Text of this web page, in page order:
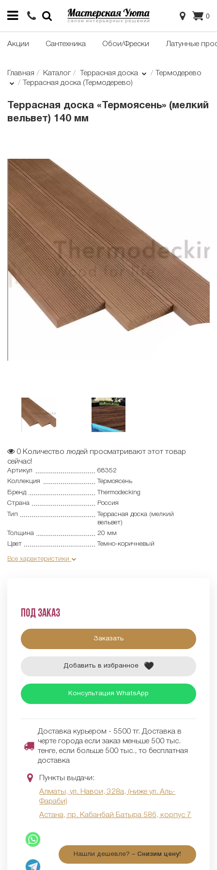
0
Акции Сантехника Обои/Фрески Латунные
Главная Каталог Террасная доска
Термодерево
Террасная доска (Термодерево)
Террасная доска «Термоясень» (мелкий
вельвет) 140 мм
0 Количество людей просматривают этот товар
сейчас!
Артикул
68352
Коллекция
Термоясень
Бренд
Thermodecking
Страна
Россия
Тип
Террасная доска (мелкий
вельвет)
Толщина
20 мм
Цвет
Темно-коричневый
Все характеристики
Под заказ
Заказать
Добавить в избранное
Консультация WhatsApp
Доставка курьером - 5500 тг. Доставка в
черте города если заказ меньше 500 тыс.
тенге, если больше 500 тыс., то бесплатная
доставка
Пункты выдачи:
Алматы, ул. Навои, 328а, (ниже ул. Аль-
Фараби)
Астана, пр. Кабанбай Батыра 58б, корпус 7
Нашли дешевле? – Снизим цену!